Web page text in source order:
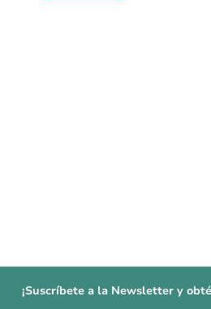
¡Suscríbete a la Newsletter y